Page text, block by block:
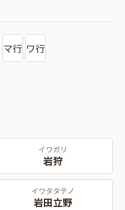
マ行 ワ行
イワガリ
岩狩
イワタタテノ
岩田立野